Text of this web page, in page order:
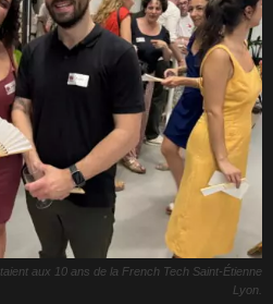
aux 10 ans de la French Tech Saint-Étienne
Lyon.